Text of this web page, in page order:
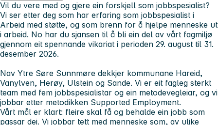
Vil du vere med og gjere ein forskjell som jobbspesialist?
Vi ser etter deg som har erfaring som jobbspesialist i
Arbeid med støtte, og som brenn for å hjelpe menneske ut
i arbeid. No har du sjansen til å bli ein del av vårt fagmiljø
gjennom eit spennande vikariat i perioden 29. august til 31.
desember 2026.
Nav Ytre Søre Sunnmøre dekkjer kommunane Hareid,
Vanylven, Herøy, Ulstein og Sande. Vi er eit fagleg sterkt
team med fem jobbspesialistar og ein metodevegleiar, og vi
jobbar etter metodikken Supported Employment.
Vårt mål er klart: fleire skal få og behalde ein jobb som
passar dei. Vi jobbar tett med menneske som, av ulike